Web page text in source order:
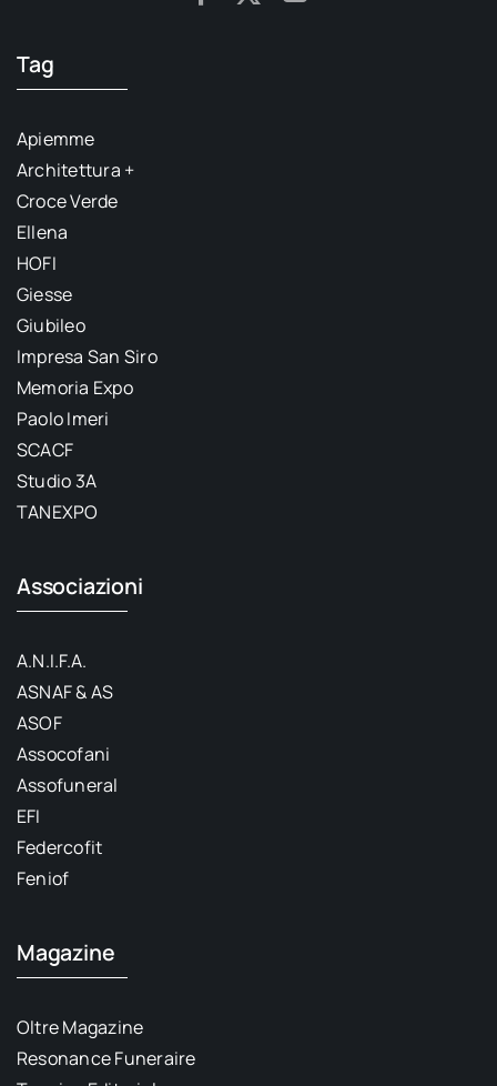
Tag
Apiemme
Architettura +
Croce Verde
Ellena
HOFI
Giesse
Giubileo
Impresa San Siro
Memoria Expo
Paolo Imeri
SCACF
Studio 3A
TANEXPO
Associazioni
A.N.I.F.A.
ASNAF & AS
ASOF
Assocofani
Assofuneral
EFI
Federcofit
Feniof
Magazine
Oltre Magazine
Resonance Funeraire